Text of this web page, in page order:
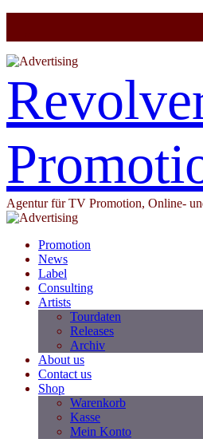
Agentur für TV Promotion, Online-
Promotion
News
Label
Consulting
Artists
Tourdaten
Releases
Archiv
About us
Contact us
Shop
Warenkorb
Kasse
Mein Konto